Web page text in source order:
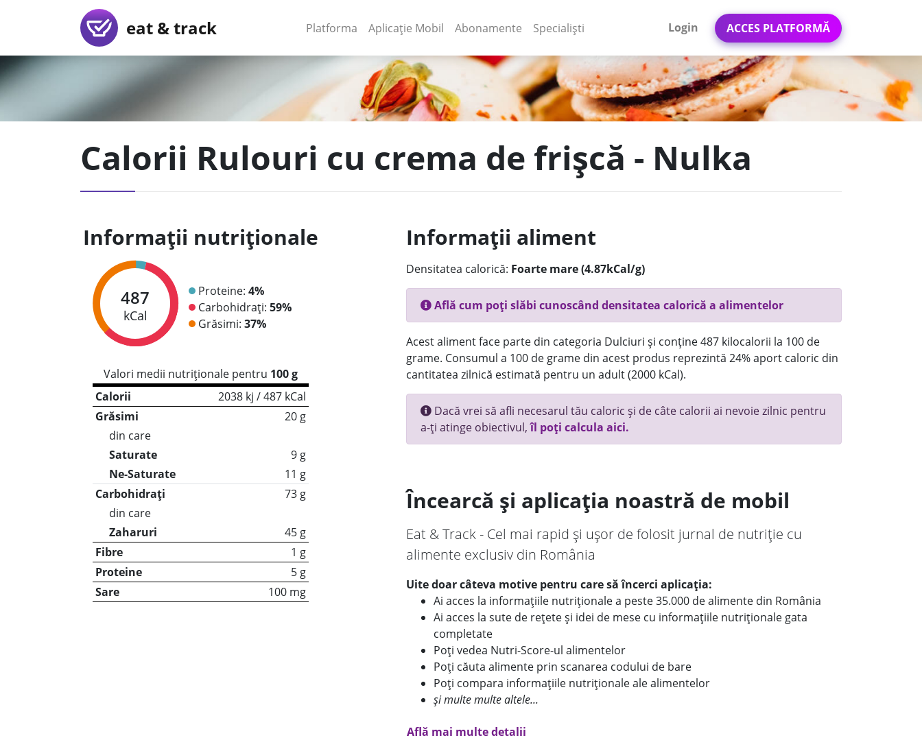
eat & track Platforma (current)
Aplicație Mobil (current)
Abonamente Specialiști Login ACCES PLATFORMĂ
Calorii Rulouri cu crema de frișcă - Nulka
Informații nutriționale
487
kCal
Proteine: 4%
Carbohidrați: 59%
Grăsimi: 37%
Valori medii nutriționale pentru 100 g
Calorii
2038 kj / 487 kCal
Grăsimi
20 g
din care
Saturate
9 g
Ne-Saturate
11 g
Carbohidrați
73 g
din care
Zaharuri
45 g
Fibre
1 g
Proteine
5 g
Sare
100 mg
Informații aliment
Densitatea calorică: Foarte mare (4.87kCal/g)
Află cum poți slăbi cunoscând densitatea calorică a alimentelor
Acest aliment face parte din categoria Dulciuri și conține 487 kilocalorii la 100 de
grame. Consumul a 100 de grame din acest produs reprezintă 24% aport caloric din
cantitatea zilnică estimată pentru un adult (2000 kCal).
Dacă vrei să afli necesarul tău caloric și de câte calorii ai nevoie zilnic pentru
a-ți atinge obiectivul,îl poți calcula aici.
Încearcă și aplicația noastră de mobil
Eat & Track - Cel mai rapid și ușor de folosit jurnal de nutriție cu
alimente exclusiv din România
Uite doar câteva motive pentru care să încerci aplicația:
Ai acces la informațiile nutriționale a peste 35.000 de alimente din România
Ai acces la sute de rețete și idei de mese cu informațiile nutriționale gata
completate
Poți vedea Nutri-Score-ul alimentelor
Poți căuta alimente prin scanarea codului de bare
Poți compara informațiile nutriționale ale alimentelor
și multe multe altele...
Află mai multe detalii